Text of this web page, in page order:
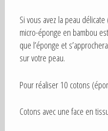
Si vous avez la peau
micro-éponge en bambou
que l’éponge et
sur votre peau.
Pour réaliser 10 cotons
Cotons avec une face en